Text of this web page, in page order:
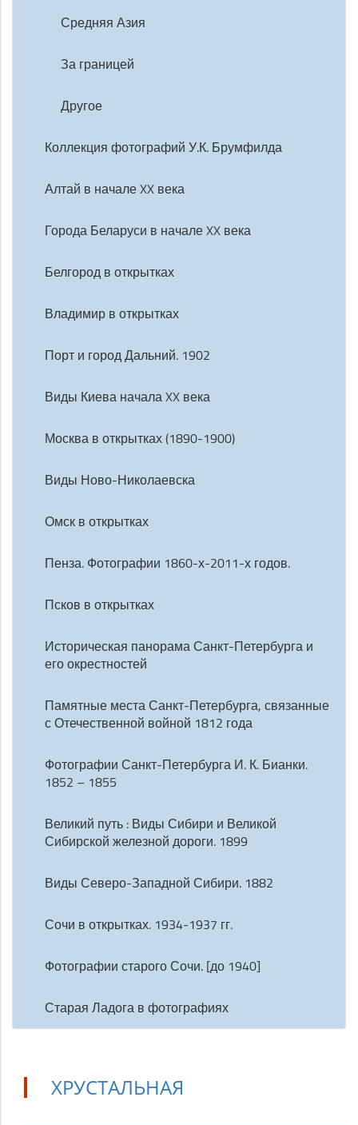
Средняя Азия
За границей
Другое
Коллекция фотографий У.К. Брумфилда
Алтай в начале XX века
Города Беларуси в начале XX века
Белгород в открытках
Владимир в открытках
Порт и город Дальний. 1902
Виды Киева начала XX века
Москва в открытках (1890-1900)
Виды Ново-Николаевска
Омск в открытках
Пенза. Фотографии 1860-х-2011-х годов.
Псков в открытках
Историческая панорама Санкт-Петербурга и
его окрестностей
Памятные места Санкт-Петербурга, связанные
с Отечественной войной 1812 года
Фотографии Санкт-Петербурга И. К. Бианки.
1852 – 1855
Великий путь : Виды Сибири и Великой
Сибирской железной дороги. 1899
Виды Северо-Западной Сибири. 1882
Сочи в открытках. 1934-1937 гг.
Фотографии старого Сочи. [до 1940]
Старая Ладога в фотографиях
ХРУСТАЛЬНАЯ